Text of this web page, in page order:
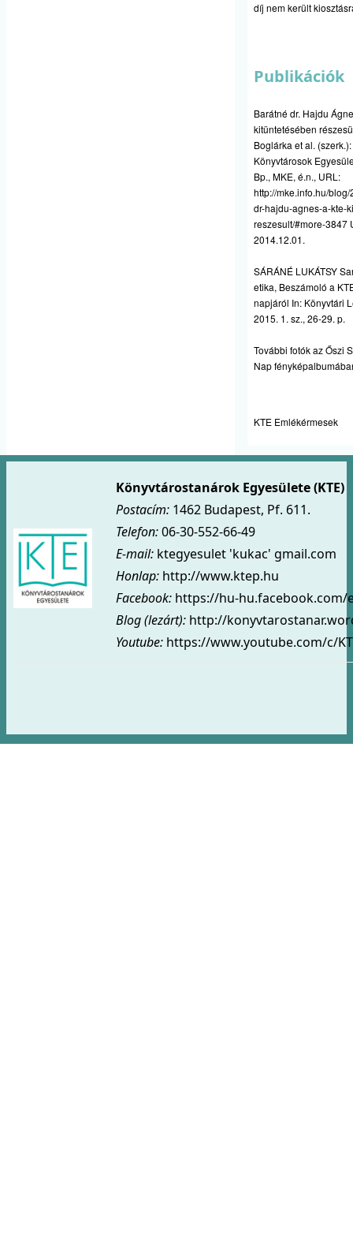
díj nem került
Publikációk
Barátné dr. Hajdu
kitüntetésében
Boglárka et al.
Könyvtárosok
Bp., MKE, é.n., URL:
http://mke.info.hu/
dr-hajdu-agnes-a-kte-
reszesult/#more-3847
2014.12.01.
SÁRÁNÉ LUKÁTSY
etika, Beszámoló a
napjáról In: Könyvtári
2015. 1. sz., 26-29. p.
További fotók azŐszi
Nap
KTE Emlékérmesek
Könyvtárostanárok Egyesülete (KTE)
Postacím: 1462 Budapest, Pf. 611.
Telefon:06-30-552-66-49
E-mail: ktegyesulet 'kukac' gmail.com
Honlap: http://www.ktep.hu
Facebook: https://hu-
Blog (lezárt): http://
Youtube: https://www.youtube.com/c/